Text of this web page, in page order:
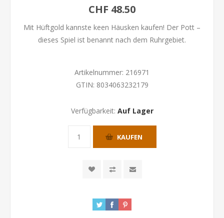
CHF 48.50
Mit Hüftgold kannste keen Häusken kaufen! Der Pott –
dieses Spiel ist benannt nach dem Ruhrgebiet.
Artikelnummer: 216971
GTIN: 8034063232179
Verfügbarkeit: Auf Lager
KAUFEN